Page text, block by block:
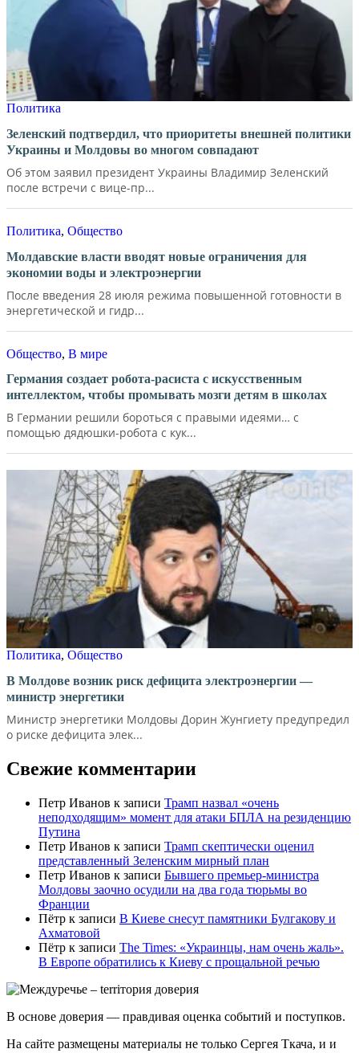
Политика
Зеленский подтвердил, что приоритеты внешней политики
Украины и Молдовы во многом совпадают
Об этом заявил президент Украины Владимир Зеленский
после встречи с вице-пр...
Политика, Общество
Молдавские власти вводят новые ограничения для
экономии воды и электроэнергии
После введения 28 июля режима повышенной готовности в
энергетической и гидр...
Общество, В мире
Германия создает робота-расиста с искусственным
интеллектом, чтобы промывать мозги детям в школах
В Германии решили бороться с правыми идеями… с
помощью дядюшки-робота с кук...
Политика, Общество
В Молдове возник риск дефицита электроэнергии —
министр энергетики
Министр энергетики Молдовы Дорин Жунгиету предупредил
о риске дефицита элек...
Свежие комментарии
Петр Иванов к записи Трамп назвал «очень
неподходящим» момент для атаки БПЛА на резиденцию
Путина
Петр Иванов к записи Трамп скептически оценил
представленный Зеленским мирный план
Петр Иванов к записи Бывшего премьер-министра
Молдовы заочно осудили на два года тюрьмы во
Франции
Пётр к записи В Киеве снесут памятники Булгакову и
Ахматовой
Пётр к записи Тhe Times: «Украинцы, нам очень жаль».
В Европе обратились к Киеву с прощальной речью
В основе доверия — правдивая оценка событий и поступков.
На сайте размещены материалы не только Сергея Ткача, и и